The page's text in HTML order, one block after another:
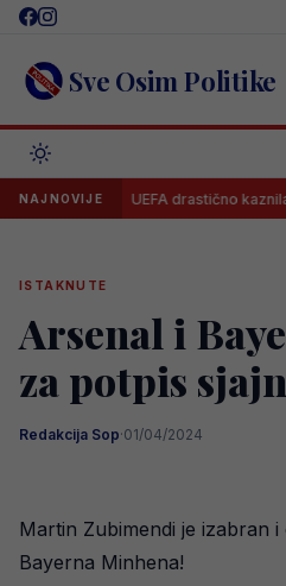
Skip
content Sve Osim Politike
NAJNOVIJEUEFA drastično kaznila Borac,
ISTAKNUTE
Arsenal i
za potpis
Redakcija Sop·01/04/2024
Martin Zubimendi je izabran
Bayerna Minhena!